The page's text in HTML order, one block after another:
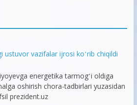
ustuvor vazifalar ijrosi koʻrib chiqildi
energetika tarmogʻi oldiga
oshirish chora-tadbirlari yuzasidan
prezident.uz